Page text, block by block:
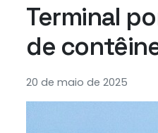
Terminal
de
20 de maio de 2025